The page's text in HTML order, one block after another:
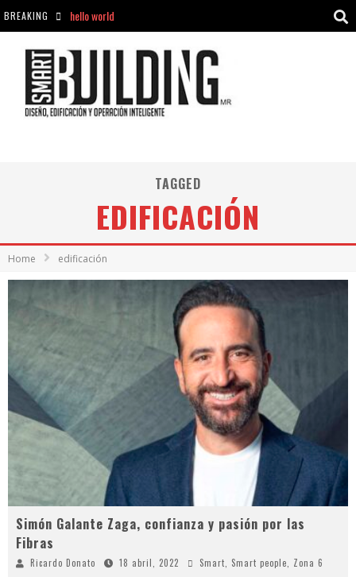
BREAKING
Aciclovir En Farmacia Violán: Cremas Y Comprimidos Disponibles
Cómo asegurarse de comprar medicamentos seguros en Farmacia Rincón de Seca
TAGGED
EDIFICACIÓN
Home edificación
Simón Galante Zaga, confianza y pasión por las
Fibras
Ricardo Donato 18 abril, 2022 Smart, Smart people, Zona 6